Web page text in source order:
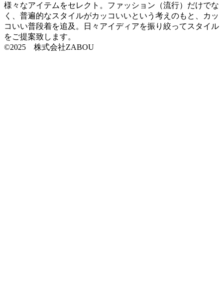
様々なアイテムをセレクト。ファッション（流行）だけでな
く、普遍的なスタイルがカッコいいという考えのもと、カッ
コいい普段着を追及。日々アイディアを振り絞ってスタイル
をご提案致します。
©2025 株式会社ZABOU